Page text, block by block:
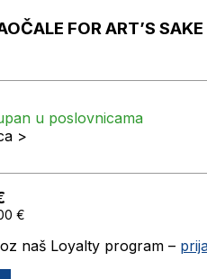
FOR ART’S SAKE
u poslovnicama
>
€
naš Loyalty program –